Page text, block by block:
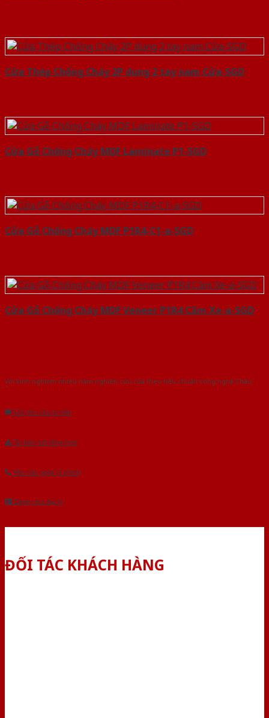
Cửa Thép Chống Cháy 2P dung 2 tay nam Cửa-SGD
Cửa Gỗ Chống Cháy MDF Laminate P1-SGD
Cửa Gỗ Chống Cháy MDF P1R4-C1-a-SGD
Cửa Gỗ Chống Cháy MDF Veneer P1R4 Căm Xe-a-SGD
Với kinh nghiệm nhiêu năm nghiên cứu cửa theo tiêu chuẩn công nghệ Châu
Gửi yêu cầu tư vấn
Tải báo giá tổng hợp
Yêu cầu gọi lại (3 phút)
Dành cho đại lý
ĐỐI TÁC KHÁCH HÀNG